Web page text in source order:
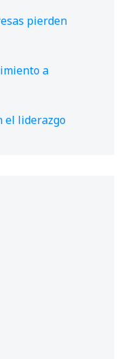
pierden
a
el liderazgo